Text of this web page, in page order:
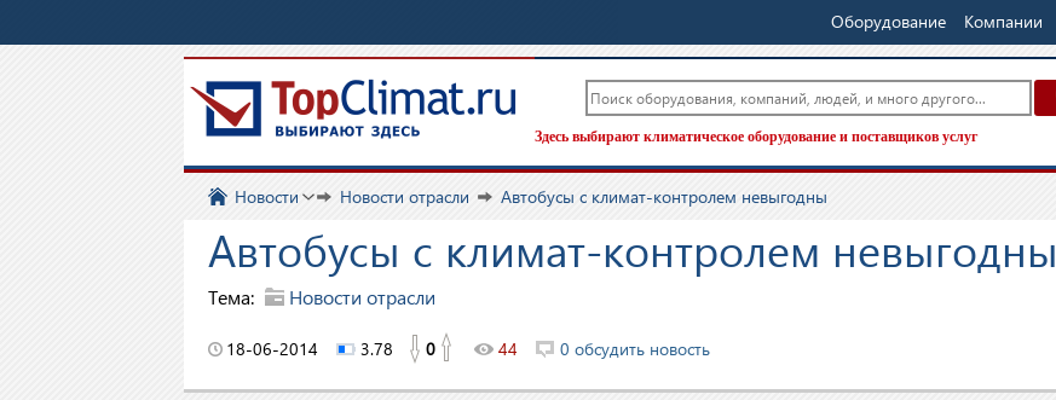
Оборудование Компании
Здесь выбирают климатическое оборудование и поставщиков услуг
Новости Новости отрасли Автобусы с климат-контролем невыгодны
Автобусы с климат-контролем невыгодны
Тема: Новости отрасли
18-06-2014 3.78 0 44 0 обсудить новость